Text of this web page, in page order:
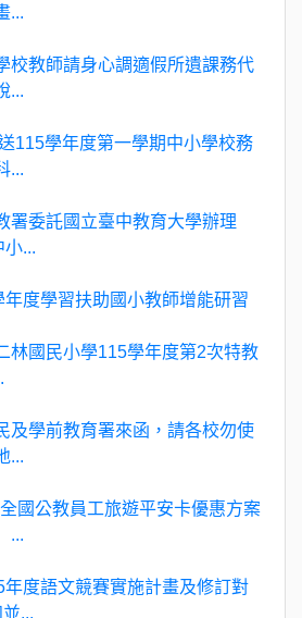
...
校教師請身心調適假所遺課務代
...
115學年度第一學期中小學校務
...
署委託國立臺中教育大學辦理
小...
年度學習扶助國小教師增能研習
林國民小學115學年度第2次特教
及學前教育署來函，請各校勿使
...
國公教員工旅遊平安卡優惠方案
...
度語文競賽實施計畫及修訂對
...